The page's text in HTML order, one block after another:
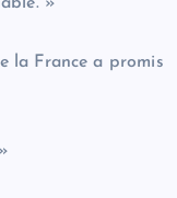
la France a promis